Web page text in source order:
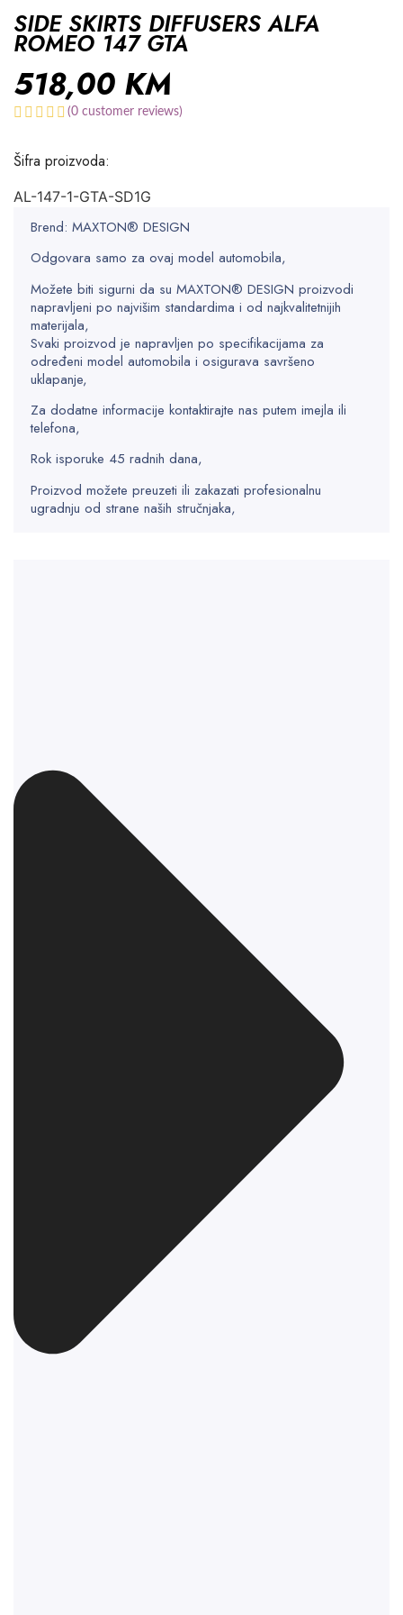
SIDE SKIRTS DIFFUSERS ALFA
ROMEO 147 GTA
518,00 KM
(0 customer reviews)
Šifra proizvoda:
AL-147-1-GTA-SD1G
Brend: MAXTON® DESIGN
Odgovara samo za ovaj model automobila,
Možete biti sigurni da su MAXTON® DESIGN proizvodi
napravljeni po najvišim standardima i od najkvalitetnijih
materijala,
Svaki proizvod je napravljen po specifikacijama za
određeni model automobila i osigurava savršeno
uklapanje,
Za dodatne informacije kontaktirajte nas putem imejla ili
telefona,
Rok isporuke 45 radnih dana,
Proizvod možete preuzeti ili zakazati profesionalnu
ugradnju od strane naših stručnjaka,